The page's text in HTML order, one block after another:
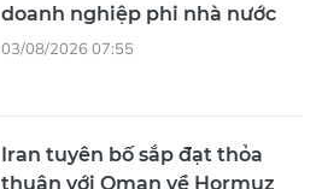
doanh nghiệp phi nhà nước
03/08/2026 07:55
Iran tuyên bố sắp đạt thỏa
thuận với Oman về Hormuz